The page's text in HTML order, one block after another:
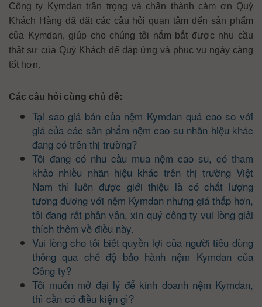
Công ty Kymdan trân trọng và chân thành cảm ơn Quý
Khách Hàng đã đặt các câu hỏi quan tâm đến sản phẩm
của Kymdan, giúp cho chúng tôi nắm bắt được nhu cầu
thật sự của Quý Khách để đáp ứng và phục vụ ngày càng
tốt hơn.
Các câu hỏi cùng chủ đề:
Tại sao giá bán của nệm Kymdan quá cao so với
giá của các sản phẩm nệm cao su nhãn hiệu khác
đang có trên thị trường?
Tôi đang có nhu cầu mua nệm cao su, có tham
khảo nhiều nhãn hiệu khác trên thị trường Việt
Nam thì luôn được giới thiệu là có chất lượng
tương đương với nệm Kymdan nhưng giá thấp hơn,
tôi đang rất phân vân, xin quý công ty vui lòng giải
thích thêm về điều này.
Vui lòng cho tôi biết quyền lợi của người tiêu dùng
thông qua chế độ bảo hành nệm Kymdan của
Công ty?
Tôi muốn mở đại lý để kinh doanh nệm Kymdan,
thì cần có điều kiện gì?